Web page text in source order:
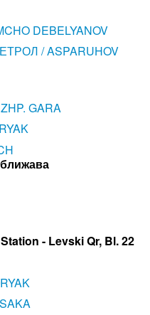
DEBELYANOV
/ ASPARUHOV
GARA
- Levski Qr, Bl. 22